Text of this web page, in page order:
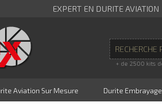
EXPERT EN DURITE AVIATION
+ de 2500 kits
Aviation Sur Mesure Durite Embrayage